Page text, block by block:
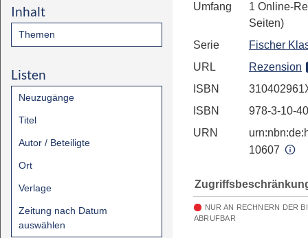
Inhalt
Themen
Listen
Neuzugänge
Titel
Autor / Beteiligte
Ort
Verlage
Zeitung nach Datum
auswählen
Umfang
1 Online-
Seiten)
Serie
Fischer
URL
Rezension
ISBN
ISBN
978-3-10-
URN
10607
NUR AN RECHNERN DER
ABRUFBAR